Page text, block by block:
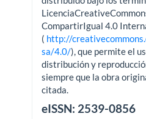
CompartirIgual 4.0
( http://
sa/4.0/), que permite el
distribución y
siempre que la obra
citada.
eISSN: 2539-0856